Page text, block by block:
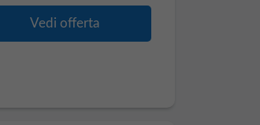
Vedi offerta